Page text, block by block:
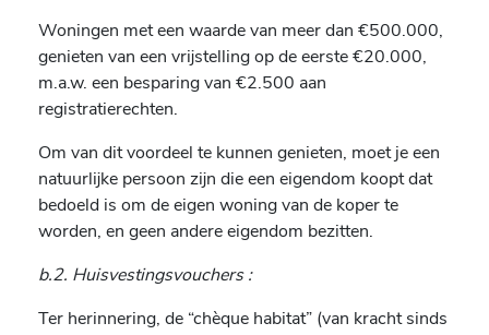
Woningen met een waarde van meer dan €500.000,
genieten van een vrijstelling op de eerste €20.000,
m.a.w. een besparing van €2.500 aan
registratierechten.
Om van dit voordeel te kunnen genieten, moet je een
natuurlijke persoon zijn die een eigendom koopt dat
bedoeld is om de eigen woning van de koper te
worden, en geen andere eigendom bezitten.
b.2. Huisvestingsvouchers :
Ter herinnering, de “chèque habitat” (van kracht sinds